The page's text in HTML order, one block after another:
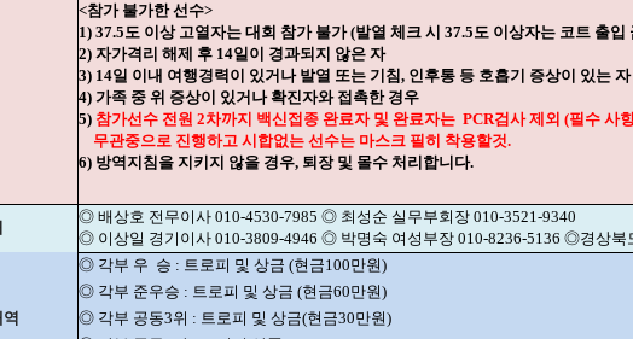
<참가 불가한 선수>
1) 37.5도 이상 고열자는 대회 참가 불가 (발열 체크 시 37.5도 이상자는 코트 출입
2) 자가격리 해제 후 14일이 경과되지 않은 자
3) 14일 이내 여행경력이 있거나 발열 또는 기침, 인후통 등 호흡기 증상이 있는 자
4) 가족 중 위 증상이 있거나 확진자와 접촉한 경우
5) 참가선수 전원 2차까지 백신접종 완료자 및 완료자는 PCR검사 제외 (필수 사
무관중으로 진행하고 시합없는 선수는 마스크 필히 착용할것.
6) 방역지침을 지키지 않을 경우, 퇴장 및 몰수 처리합니다.
◎ 배상호 전무이사 010-4530-7985 ◎ 최성순 실무부회장 010-3521-9340
◎ 이상일 경기이사 010-3809-4946 ◎ 박명숙 여성부장 010-8236-5136 ◎경상북
◎ 각부 우 승 : 트로피 및 상금 (현금100만원)
◎ 각부 준우승 : 트로피 및 상금 (현금60만원)
◎ 각부 공동3위 : 트로피 및 상금(현금30만원)